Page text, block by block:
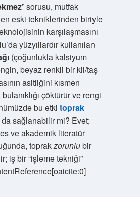
” sorusu, mutfak
eski tekniklerinden biriyle
karşılaşmasını
yüzyıllardır kullanılan
(çoğunlukla kalsiyum
beyaz renkli bir kil/taş
asitliğini kısmen
çöktürür ve rengi
bu etki toprak
da sağlanabilir mi? Evet;
ve akademik literatür
toprakzorunlubir
iş bir “işleme tekniği”